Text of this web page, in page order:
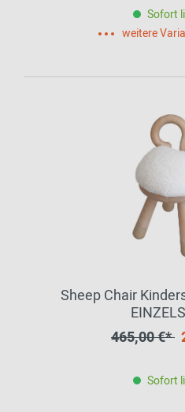
Sofort
weitere
Sheep Chair
465,00 €*
Sofort